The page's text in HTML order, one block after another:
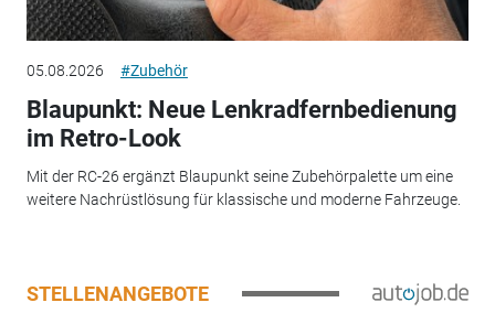
05.08.2026 #Zubehör
Blaupunkt: Neue Lenkradfernbedienung
im Retro-Look
Mit der RC-26 ergänzt Blaupunkt seine Zubehörpalette um eine
weitere Nachrüstlösung für klassische und moderne Fahrzeuge.
STELLENANGEBOTE